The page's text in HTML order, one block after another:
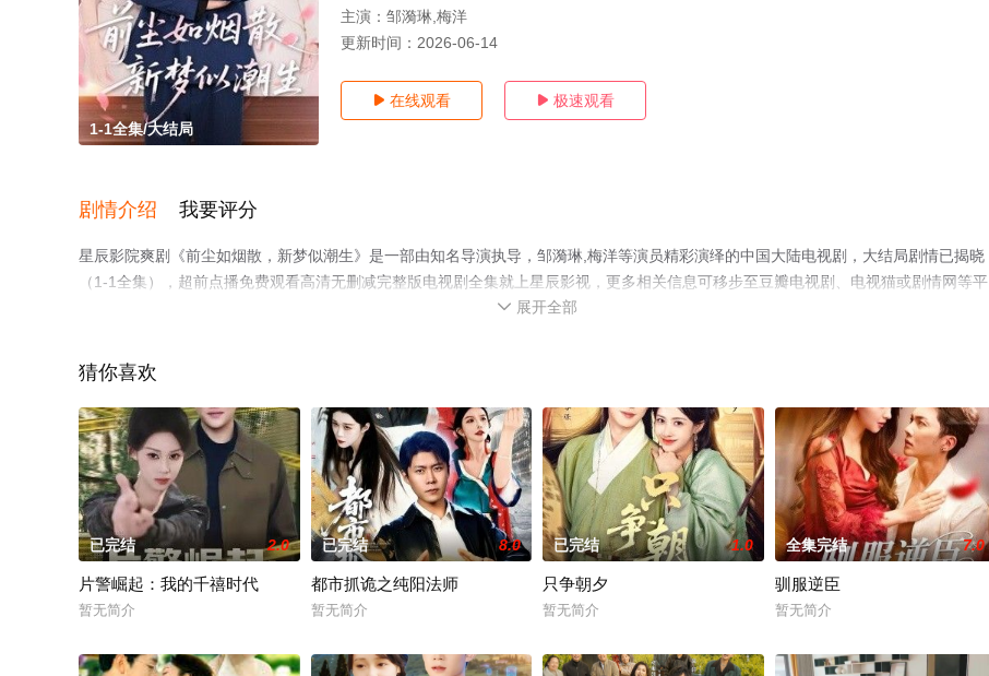
1-1全集/大结局
主演： 邹漪琳,梅洋
更新时间： 2026-06-14
 在线观看  极速观看
剧情介绍 我要评分
星辰影院爽剧《前尘如烟散，新梦似潮生》是一部由知名导演执导，邹漪琳,梅洋等演员精彩演绎的中国大陆电视剧，大结局剧情已揭晓
（1-1全集），超前点播免费观看高清无删减完整版电视剧全集就上星辰影视，更多相关信息可移步至豆瓣电视剧、电视猫或剧情网等平
 展开全部
猜你喜欢
已完结 2.0
片警崛起：我的千禧时代
暂无简介
已完结 8.0
都市抓诡之纯阳法师
暂无简介
已完结 1.0
只争朝夕
暂无简介
全集完结 7.0
驯服逆臣
暂无简介